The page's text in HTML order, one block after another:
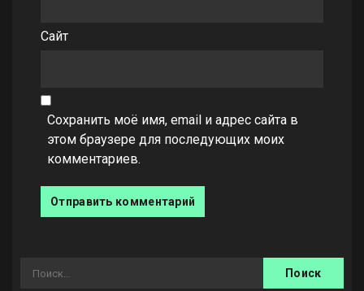
Сайт
Сохранить моё имя, email и адрес сайта в
этом браузере для последующих моих
комментариев.
Найти: